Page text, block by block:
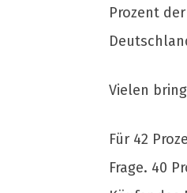
Prozent
Vielen
Für 42
Frage. 40